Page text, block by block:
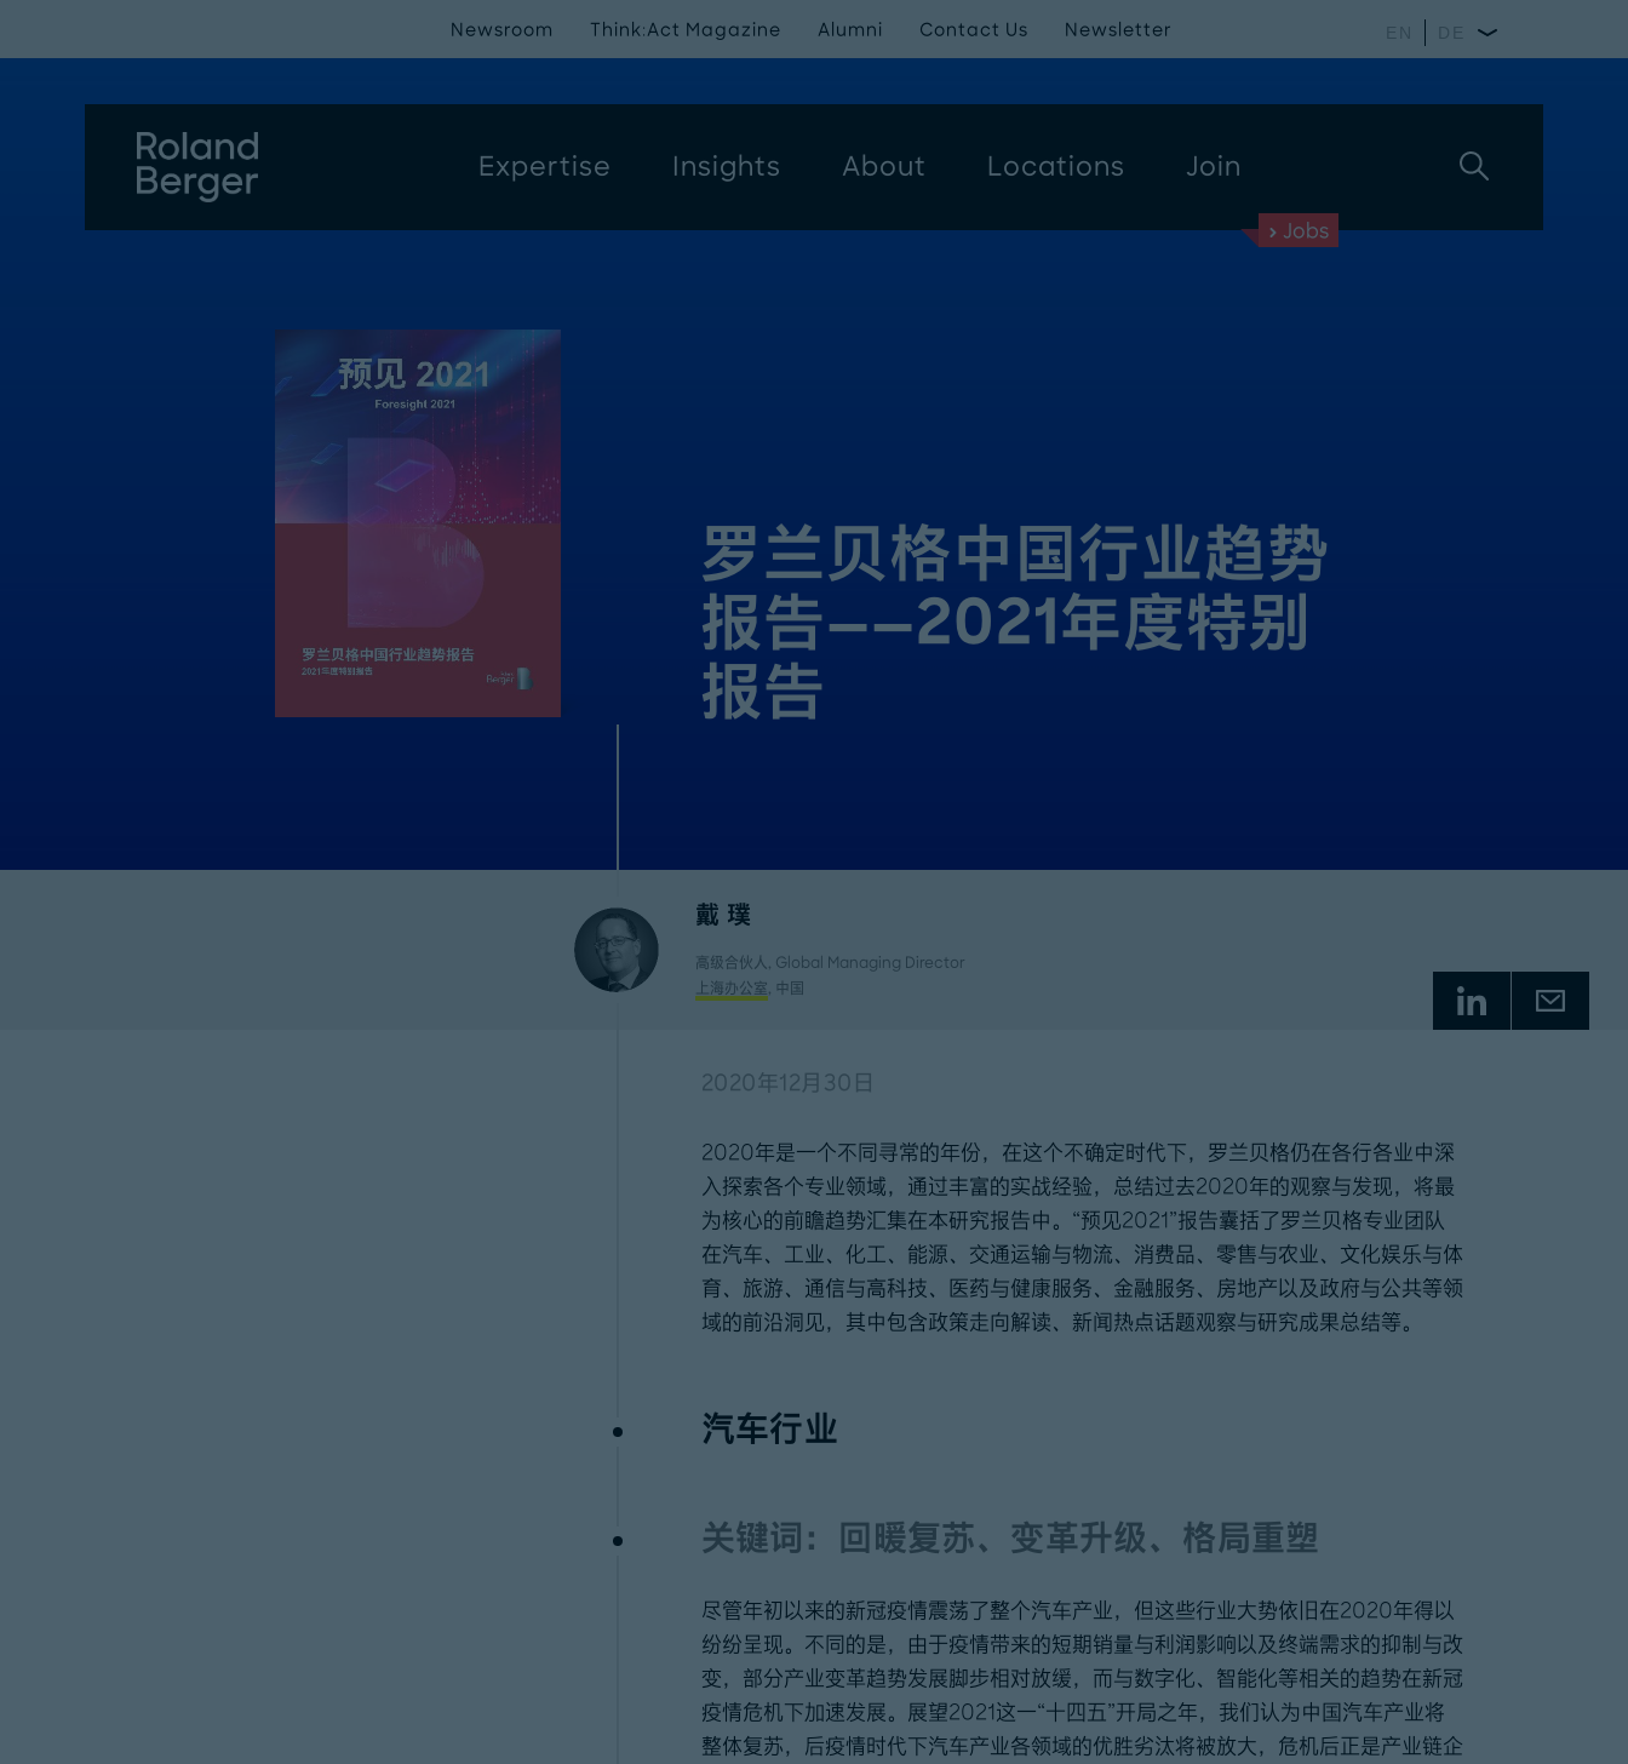
Expertise Insights About Locations Join
Newsroom Think:Act Magazine Alumni Contact Us Newsletter EN DE
Jobs
罗兰贝格中国行业趋势
报告——2021年度特别
报告
戴 璞
高级合伙人, Global Managing Director
上海办公室, 中国
2020年12月30日
2020年是一个不同寻常的年份，在这个不确定时代下，罗兰贝格仍在各行各业中深
入探索各个专业领域，通过丰富的实战经验，总结过去2020年的观察与发现，将最
为核心的前瞻趋势汇集在本研究报告中。“预见2021”报告囊括了罗兰贝格专业团队
在汽车、工业、化工、能源、交通运输与物流、消费品、零售与农业、文化娱乐与体
育、旅游、通信与高科技、医药与健康服务、金融服务、房地产以及政府与公共等领
域的前沿洞见，其中包含政策走向解读、新闻热点话题观察与研究成果总结等。
汽车行业
关键词：回暖复苏、 变革升级、格局重塑
尽管年初以来的新冠疫情震荡了整个汽车产业，但这些行业大势依旧在2020年得以
纷纷呈现。不同的是，由于疫情带来的短期销量与利润影响以及终端需求的抑制与改
变，部分产业变革趋势发展脚步相对放缓，而与数字化、智能化等相关的趋势在新冠
疫情危机下加速发展。展望2021这一“十四五”开局之年，我们认为中国汽车产业将
整体复苏，后疫情时代下汽车产业各领域的优胜劣汰将被放大，危机后正是产业链企